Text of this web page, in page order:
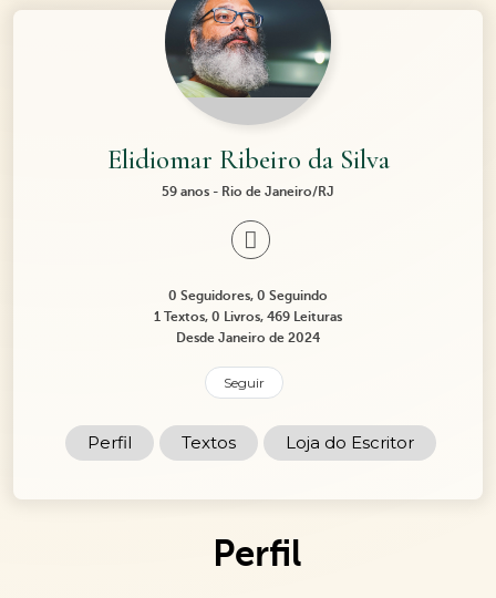
Elidiomar Ribeiro da Silva
59 anos - Rio de Janeiro/RJ
0 Seguidores, 0 Seguindo
1 Textos, 0 Livros, 469 Leituras
Desde Janeiro de 2024
Seguir
Perfil Textos Loja do Escritor
Perfil